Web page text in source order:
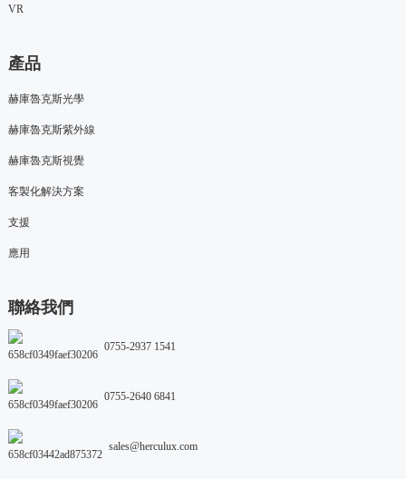
VR
產品
赫庫魯克斯光學
赫庫魯克斯紫外線
赫庫魯克斯視覺
客製化解決方案
支援
應用
聯絡我們
0755-2937 1541
0755-2640 6841
sales@herculux.com